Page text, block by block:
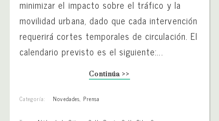
minimizar el impacto sobre el tráfico y la
movilidad urbana, dado que cada intervención
requerirá cortes temporales de circulación. El
calendario previsto es el siguiente:...
Continúa >>
Categoría: Novedades, Prensa